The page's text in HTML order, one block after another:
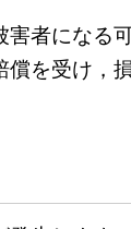
者になる
を受け，